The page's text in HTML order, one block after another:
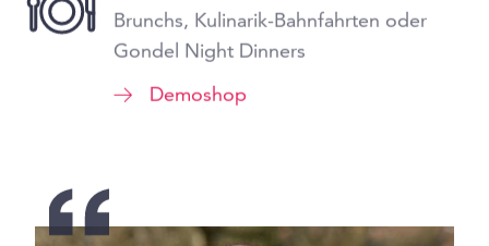
Brunchs, Kulinarik-Bahnfahrten oder
Gondel Night Dinners
Demoshop